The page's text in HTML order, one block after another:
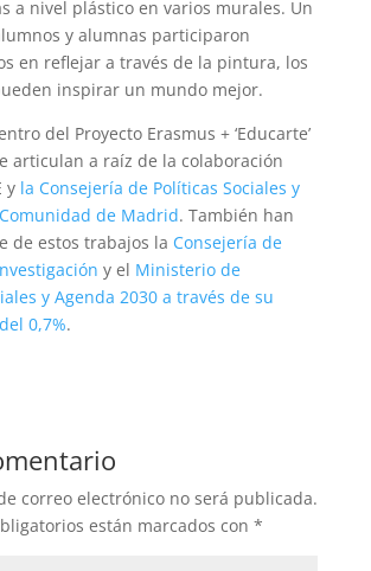
a nivel plástico en varios murales. Un
y alumnas participaron
en reflejar a través de la pintura, los
inspirar un mundo mejor.
del Proyecto Erasmus + ‘Educarte’
articulan a raíz de la colaboración
y la Consejería de Políticas Sociales y
de Madrid. También han
de estos trabajos la Consejería de
y el Ministerio de
y Agenda 2030 a través de su
0,7%.
correo electrónico no será publicada.
están marcados con *